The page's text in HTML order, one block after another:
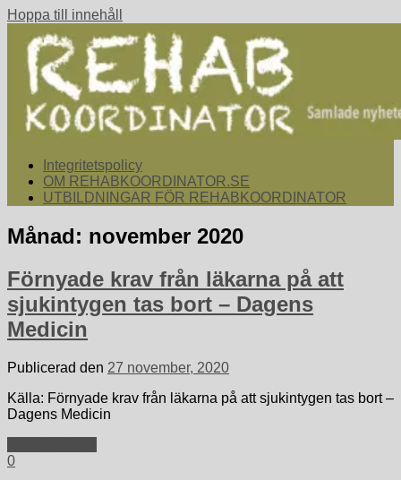
Hoppa till innehåll
rehabkoordinator.se
Samlade nyheter för dig som arbetar med att koordinera och
samordna rehabiliterande åtgärder för återgång i arbete.
Integritetspolicy
OM REHABKOORDINATOR.SE
UTBILDNINGAR FÖR REHABKOORDINATOR
Månad: november 2020
Förnyade krav från läkarna på att
sjukintygen tas bort – Dagens
Medicin
Publicerad den 27 november, 2020
Källa: Förnyade krav från läkarna på att sjukintygen tas bort –
Dagens Medicin
0